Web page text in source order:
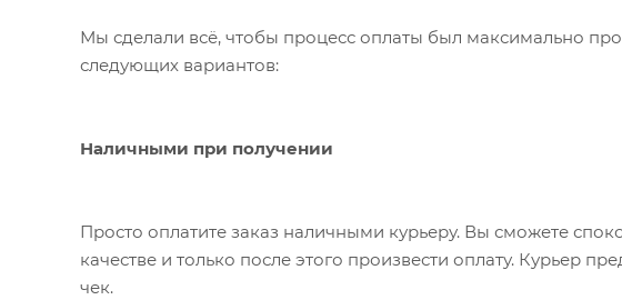
Мы сделали всё, чтобы процесс оплаты был максимально
следующих вариантов:
Наличными при получении
Просто оплатите заказ наличными курьеру. Вы сможете
качестве и только после этого произвести оплату. Курьер
чек.